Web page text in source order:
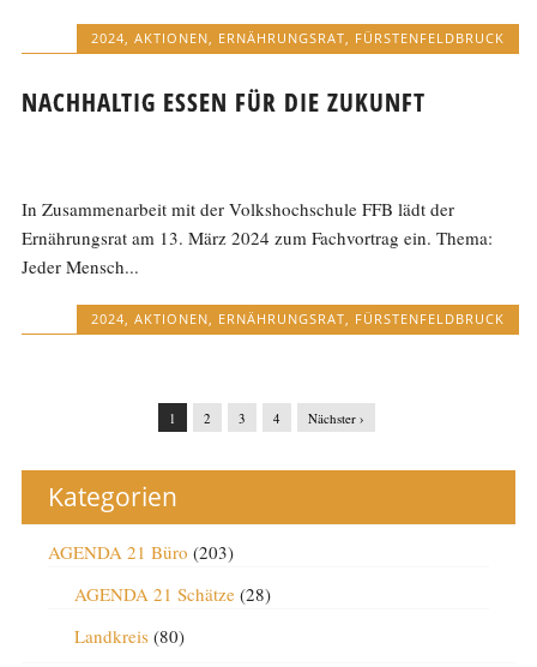
2024, AKTIONEN, ERNÄHRUNGSRAT, FÜRSTENFELDBRUCK
NACHHALTIG ESSEN FÜR DIE ZUKUNFT
In Zusammenarbeit mit der Volkshochschule FFB lädt der
Ernährungsrat am 13. März 2024 zum Fachvortrag ein. Thema:
Jeder Mensch...
2024 AKTIONEN ERNÄHRUNGSRAT FÜRSTENFELDBRUCK
1 2 3 4 Nächster ›
Kategorien
AGENDA 21 Büro (203)
AGENDA 21 Schätze(28)
Landkreis(80)